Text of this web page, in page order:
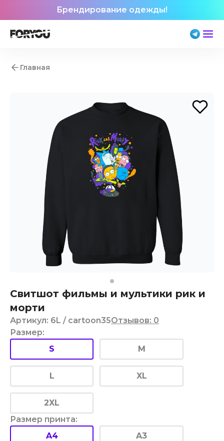
Брендирование одежды!
Главная
Свитшот фильмы и мультики рик и
морти
Артикул: 6L / cartoon35Отзывов: 0
Размер:
S
M
L XL
2XL
Размер принта:
A4
A3